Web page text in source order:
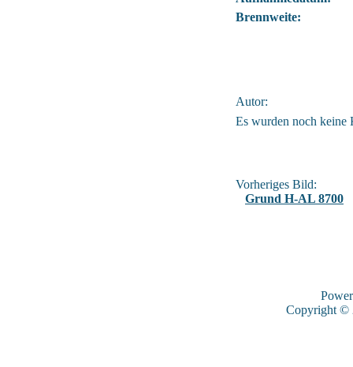
Brennweite:
Autor:
Es wurden noch keine
Vorheriges Bild:
Grund H-AL 8700
Copyright ©